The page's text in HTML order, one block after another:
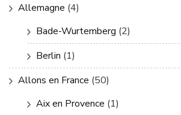
Allemagne (4)
Bade-Wurtemberg (2)
Berlin (1)
Allons en France (50)
Aix en Provence (1)